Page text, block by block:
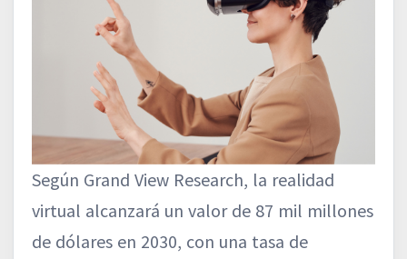
Según Grand View Research, la realidad
virtual alcanzará un valor de 87 mil millones
de dólares en 2030, con una tasa de